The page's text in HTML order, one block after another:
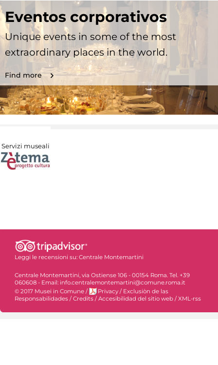
Eventos corporativos
Unique events in some of the most
extraordinary places in the world.
Find more
Servizi museali
Leggi le recensioni su: Centrale Montemartini
Centrale Montemartini, via Ostiense 106 - 00154 Roma. Tel. +39
060608 - Email: info.centralemontemartini@comune.roma.it
© 2017 Musei in Comune / Privacy / Exclusiòn de las
Responsabilidades / Credits / Accesibilidad del sitio web / XML-rss